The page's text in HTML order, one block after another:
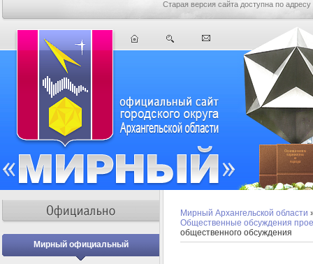
Старая версия сайта доступна по адресу
Мирный официальный
Мирный Архангельской области
Общественные обсуждения
общественного обсуждения